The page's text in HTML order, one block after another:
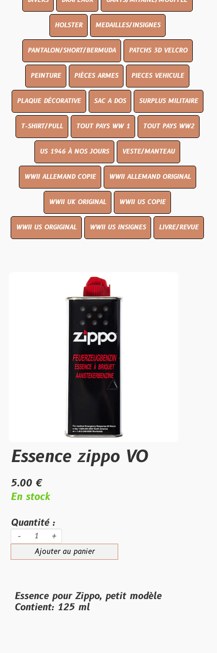
HOLSTER MEDAILLES/INSIGNES
PANTALON/SHORT/BERMUDA PATCHS 3D VELCRO
PEINTURE PIÈCES ARMES PIECES VEHICULE
PLAQUE DÉCORATIVE SAC A DOS SURPLUS MILITAIRE
T-SHIRT/PULL TOUT PAYS WW 1 TOUT PAYS WW2
US 1946 À NOS JOURS VESTE/MANTEAU
WWII ALLEMAND COPIE WWII ALLEMAND ORIGINAL
WWII UK ORIGINAL WWII US COPIE
WWII US ORGIGINAL WWII US INSIGNES LIVRE/REVUE
Essence zippo VO
5.00 €
En stock
Quantité :
- +
Ajouter au panier
Essence pour Zippo, petit modèle
Contient: 125 ml